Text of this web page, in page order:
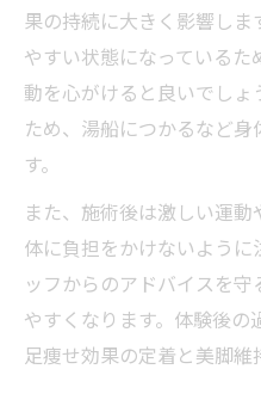
果の持続に大きく影響し
やすい状態になっている
動を心がけると良いでし
ため、湯船につかるなど
す。
また、施術後は激しい運
体に負担をかけないよう
ッフからのアドバイスを
やすくなります。体験後の
足痩せ効果の定着と美脚維